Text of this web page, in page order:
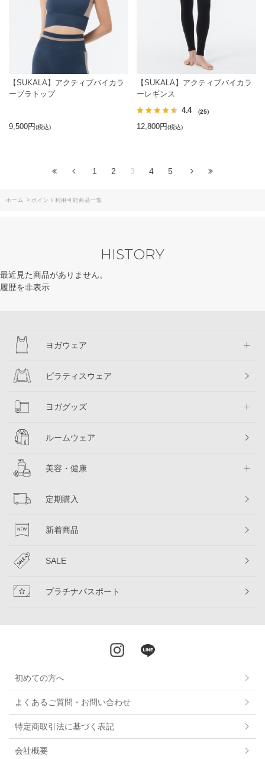
【SUKALA】アクティブバイカラ
ーブラトップ
9,500円(税込)
【SUKALA】アクティブバイカラ
ーレギンス
4.4 （25）
12,800円(税込)
1 2 3 4 5
ホーム > ポイント利用可能商品一覧
HISTORY
最近見た商品がありません。
履歴を非表示
ヨガウェア
ピラティスウェア
ヨガグッズ
ルームウェア
美容・健康
定期購入
新着商品
SALE
プラチナパスポート
初めての方へ
よくあるご質問・お問い合わせ
特定商取引法に基づく表記
会社概要